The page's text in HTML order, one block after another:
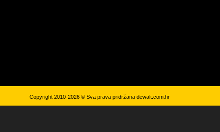
Copyright 2010-2026 © Sva prava pridržana dewalt.com.hr